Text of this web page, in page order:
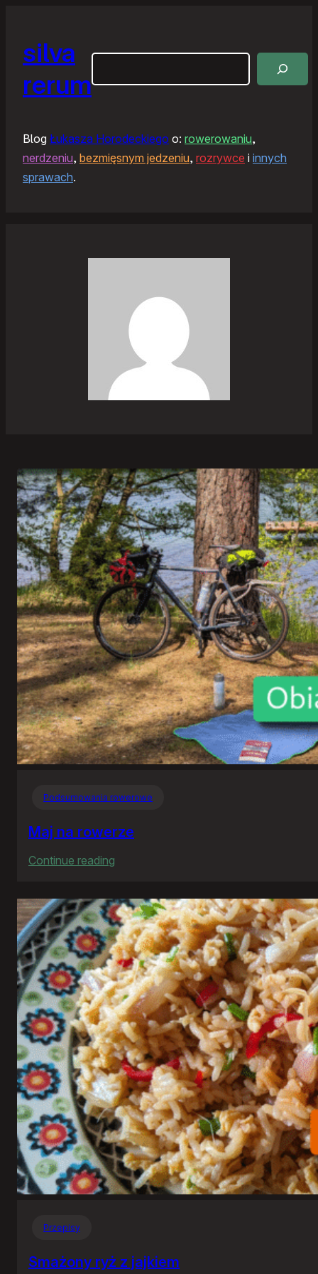
silva
rerum
Blog Łukasza Horodeckiego o: rowerowaniu,
nerdzeniu, bezmięsnym jedzeniu, rozrywce i innych
sprawach.
Podsumowania rowerowe
Maj na rowerze
Continue reading
na
rowerze
Przepisy
Smażony ryż z jajkiem